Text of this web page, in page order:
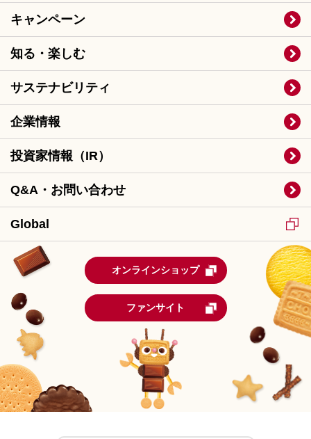
キャンペーン
知る・楽しむ
サステナビリティ
企業情報
投資家情報（IR）
Q&A・お問い合わせ
Global
オンラインショップ
ファンサイト